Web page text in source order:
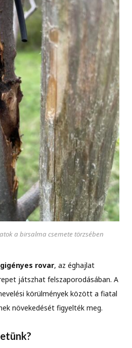
a birsalma csemete törzsében
rovar, az éghajlat
játszhat felszaporodásában. A
körülmények között a fiatal
növekedését figyelték meg.